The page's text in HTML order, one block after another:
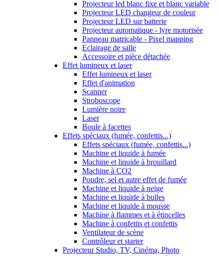
Projecteur led blanc fixe et blanc variable
Projecteur LED changeur de couleur
Projecteur LED sur batterie
Projecteur automatique - lyre motorisée
Panneau matriçable - Pixel mapping
Eclairage de salle
Accessoire et pièce détachée
Effet lumineux et laser
Effet lumineux et laser
Effet d'animation
Scanner
Stroboscope
Lumière noire
Laser
Boule à facettes
Effets spéciaux (fumée, confettis...)
Effets spéciaux (fumée, confettis...)
Machine et liquide à fumée
Machine et liquide à brouillard
Machine à CO2
Poudre, sel et autre effet de fumée
Machine et liquide à neige
Machine et liquide à bulles
Machine et liquide à mousse
Machine à flammes et à étincelles
Machine à confettis et confettis
Ventilateur de scène
Contrôleur et starter
Projecteur Studio, TV, Cinéma, Photo